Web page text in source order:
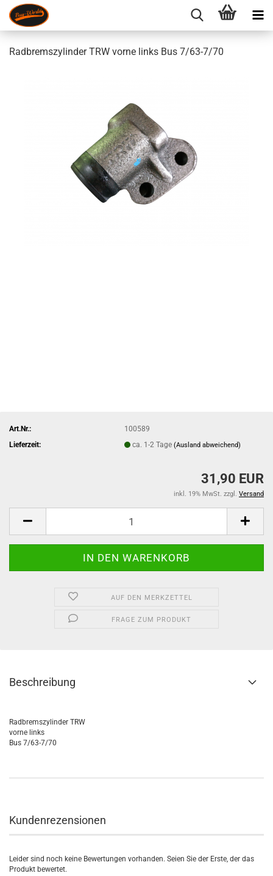
Radbremszylinder TRW vorne links Bus 7/63-7/70
Art.Nr.:
100589
Lieferzeit:
ca. 1-2 Tage(Ausland abweichend)
31,90 EUR
inkl. 19% MwSt. zzgl. Versand
AUF DEN MERKZETTEL
FRAGE ZUM PRODUKT
Beschreibung
Radbremszylinder TRW
vorne links
Bus 7/63-7/70
Kundenrezensionen
Leider sind noch keine Bewertungen vorhanden. Seien Sie der Erste, der das
Produkt bewertet.